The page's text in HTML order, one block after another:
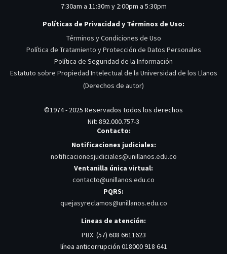
7:30am a 11:30m y 2:00pm a 5:30pm
Políticas de Privacidad y Términos de Uso:
Términos y Condiciones de Uso
Política de Tratamiento y Protección de Datos Personales
Política de Seguridad de la Información
Estatuto sobre Propiedad Intelectual de la Universidad de los Llanos
(Derechos de autor)
©1974 - 2025 Reservados todos los derechos
Nit: 892.000.757-3
Contacto:
Notificaciones judiciales:
notificacionesjudiciales@unillanos.edu.co
Ventanilla única virtual:
contacto@unillanos.edu.co
PQRS:
quejasyreclamos@unillanos.edu.co
Lineas de atención:
PBX. (57) 608 6611623
línea anticorrupción 018000 918 641